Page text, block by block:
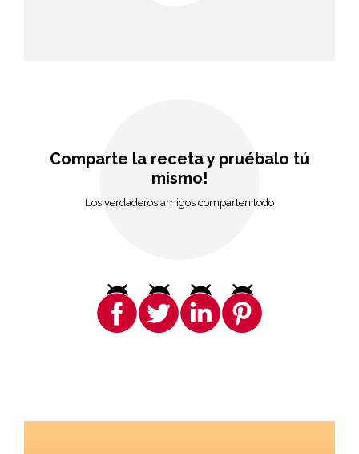
Comparte la receta y pruébalo tú
mismo!
Los verdaderos amigos comparten todo